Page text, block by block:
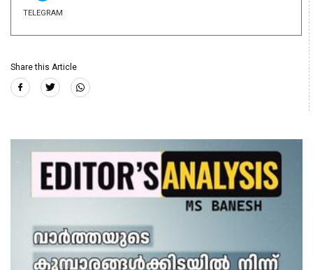
TELEGRAM
Share this Article